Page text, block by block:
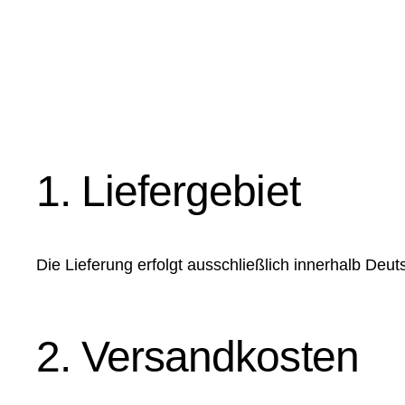
1. Liefergebiet
Die Lieferung erfolgt ausschließlich innerhalb
2. Versandkosten